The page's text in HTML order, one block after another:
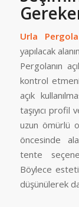
Urla
yapılacak
Pergolanın
kontrol
açık
taşıyıcı profil
uzun ömürlü
öncesinde
tente
Böylece
düşünülerek